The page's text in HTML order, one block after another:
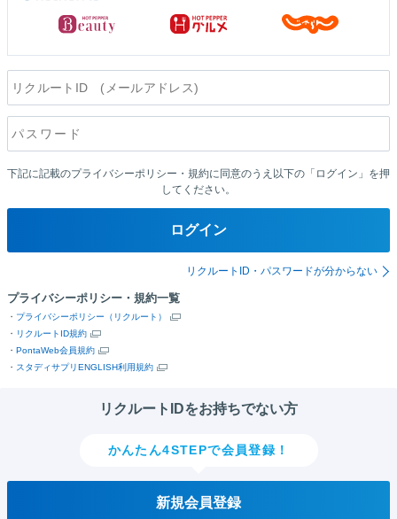
下記に記載のプライバシーポリシー・規約に同意のうえ以下の「ログイン」を押
してください。
ログイン
リクルートID・パスワードが分からない
プライバシーポリシー・規約一覧
・ プライバシーポリシー（リクルート）
・ リクルートID規約
・ PontaWeb会員規約
・ スタディサプリENGLISH利用規約
リクルートIDをお持ちでない方
かんたん4STEPで会員登録！